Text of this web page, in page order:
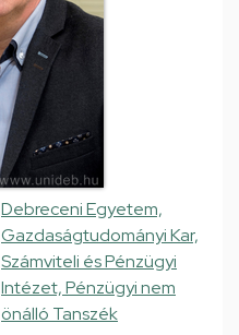
Debreceni Egyetem,
Gazdaságtudományi Kar,
Számviteli és Pénzügyi
Intézet, Pénzügyi nem
önálló Tanszék